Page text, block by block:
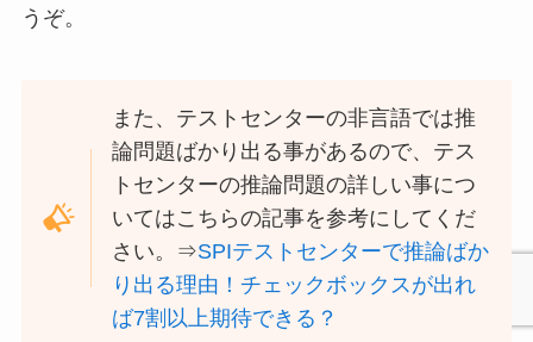
うぞ。
また、テストセンターの非言語では推
論問題ばかり出る事があるので、テス
トセンターの推論問題の詳しい事につ
いてはこちらの記事を参考にしてくだ
さい。⇒SPIテストセンターで推論ばか
り出る理由！チェックボックスが出れ
ば7割以上期待できる？